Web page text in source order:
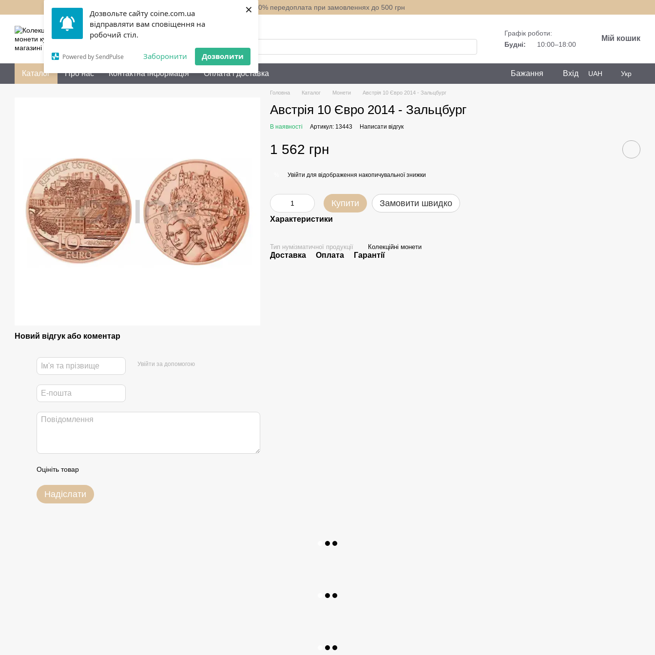
Дозвольте сайту coine.com.ua
відправляти вам сповіщення на
робочий стіл.
Powered by SendPulse Заборонити Дозволити
×
Перейти до основного контенту 100% передоплата при замовленнях до 500 грн
050 072-36-80 Передзвонити вам?
Графік роботи:
Будні:
10:00–18:00
Мій кошик
Каталог Про нас Контактна інформація Оплата і доставка Бажання Вхід UAH Укр
Новий відгук або коментар
Увійти за допомогою
Оцініть товар
Надіслати
Головна Каталог Монети Австрія 10 Євро 2014 - Зальцбург
Австрія 10 Євро 2014 - Зальцбург
В наявності Артикул: 13443 Написати відгук
1 562 грн
Увійти для відображення накопичувальної знижки
Купити Замовити швидко
Характеристики
Тип нумізматичної продукції Колекційні монети
Доставка Оплата Гарантії